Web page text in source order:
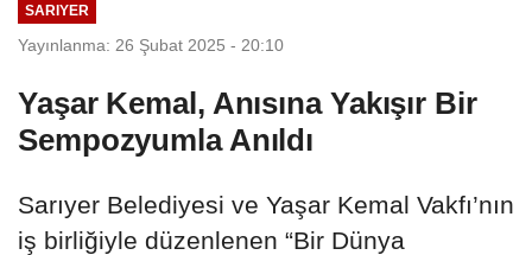
SARIYER
Yayınlanma: 26 Şubat 2025 - 20:10
Yaşar Kemal, Anısına Yakışır Bir
Sempozyumla Anıldı
Sarıyer Belediyesi ve Yaşar Kemal Vakfı’nın
iş birliğiyle düzenlenen “Bir Dünya